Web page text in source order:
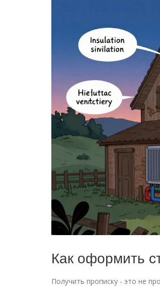
Как оформить
Получить прописку - это не